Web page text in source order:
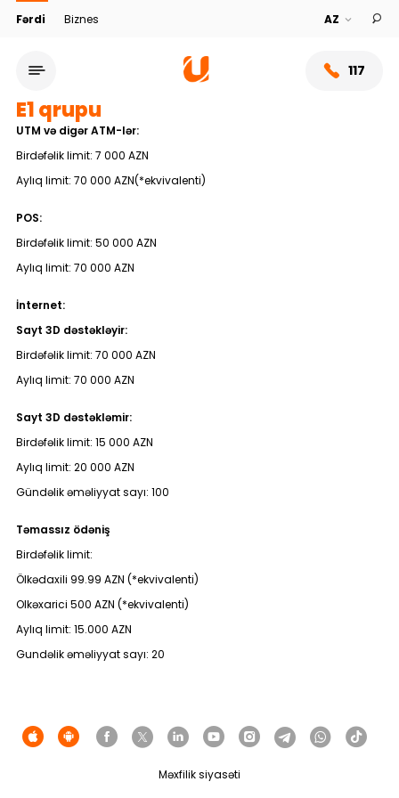
Fərdi Biznes
117
Əlaqə və təkliflər
E1 qrupu
UTM və digər ATM-lər:
Birdəfəlik limit: 7 000 AZN
Aylıq limit: 70 000 AZN(*ekvivalenti)
POS:
Birdəfəlik limit: 50 000 AZN
Aylıq limit: 70 000 AZN
İnternet:
Sayt 3D dəstəkləyir:
Birdəfəlik limit: 70 000 AZN
Aylıq limit: 70 000 AZN
Sayt 3D dəstəkləmir:
Birdəfəlik limit: 15 000 AZN
Aylıq limit: 20 000 AZN
Gündəlik əməliyyat sayı: 100
Təmassız ödəniş
Birdəfəlik limit:
Ölkədaxili 99.99 AZN (*ekvivalenti)
Olkəxarici 500 AZN (*ekvivalenti)
Aylıq limit: 15.000 AZN
Gundəlik əməliyyat sayı: 20
Məxfilik siyasəti